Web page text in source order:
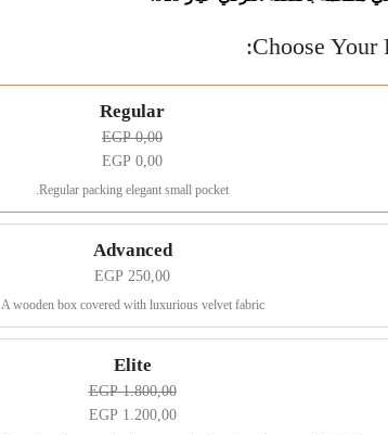
Choose Your
Regular
0,00
EGP
0,00
EGP
Regular packing elegant small pocket.
Advanced
250,00
EGP
A wooden box covered with luxurious velvet fabric
Elite
1.800,00
EGP
1.200,00
EGP